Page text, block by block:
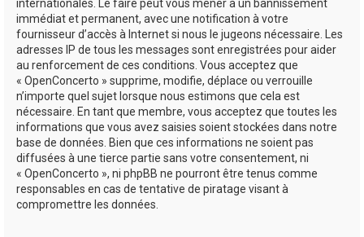
internationales. Le faire peut vous mener à un bannissement
immédiat et permanent, avec une notification à votre
fournisseur d’accès à Internet si nous le jugeons nécessaire. Les
adresses IP de tous les messages sont enregistrées pour aider
au renforcement de ces conditions. Vous acceptez que
« OpenConcerto » supprime, modifie, déplace ou verrouille
n’importe quel sujet lorsque nous estimons que cela est
nécessaire. En tant que membre, vous acceptez que toutes les
informations que vous avez saisies soient stockées dans notre
base de données. Bien que ces informations ne soient pas
diffusées à une tierce partie sans votre consentement, ni
« OpenConcerto », ni phpBB ne pourront être tenus comme
responsables en cas de tentative de piratage visant à
compromettre les données.